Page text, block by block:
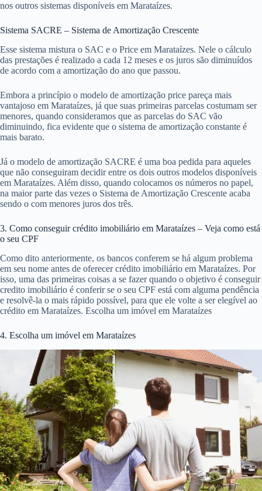
nos outros sistemas disponíveis em Marataízes.
Sistema SACRE – Sistema de Amortização Crescente
Esse sistema mistura o SAC e o Price em Marataízes. Nele o cálculo
das prestações é realizado a cada 12 meses e os juros são diminuídos
de acordo com a amortização do ano que passou.
Embora a princípio o modelo de amortização price pareça mais
vantajoso em Marataízes, já que suas primeiras parcelas costumam ser
menores, quando consideramos que as parcelas do SAC vão
diminuindo, fica evidente que o sistema de amortização constante é
mais barato.
Já o modelo de amortização SACRE é uma boa pedida para aqueles
que não conseguiram decidir entre os dois outros modelos disponíveis
em Marataízes. Além disso, quando colocamos os números no papel,
na maior parte das vezes o Sistema de Amortização Crescente acaba
sendo o com menores juros dos três.
3. Como conseguir crédito imobiliário em Marataízes – Veja como está
o seu CPF
Como dito anteriormente, os bancos conferem se há algum problema
em seu nome antes de oferecer crédito imobiliário em Marataízes. Por
isso, uma das primeiras coisas a se fazer quando o objetivo é conseguir
credito imobiliário é conferir se o seu CPF está com alguma pendência
e resolvê-la o mais rápido possível, para que ele volte a ser elegível ao
crédito em Marataízes. Escolha um imóvel em Marataízes
4. Escolha um imóvel em Marataízes